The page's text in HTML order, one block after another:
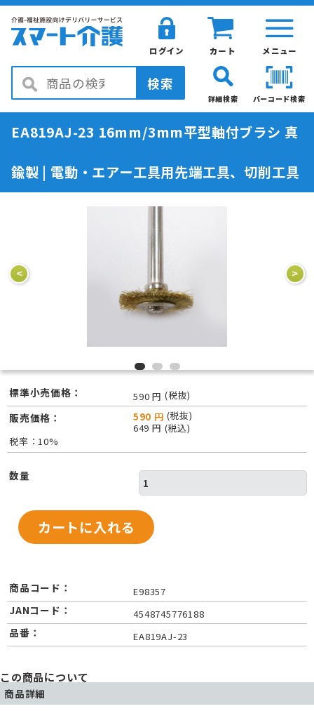
メニュー
カート
ログイン
検索
バーコード検索
詳細検索
EA819AJ-23 16mm/3mm平型軸付ブラシ 真
鍮製 | 電動・エアー工具用先端工具、切削工具
< >
標準小売価格： 590 円 (税抜)
販売価格： 590 円 (税抜)
649 円 (税込)
税率：10%
数量
商品コード： E98357
JANコード： 4548745776188
品番： EA819AJ-23
この商品について
商品詳細